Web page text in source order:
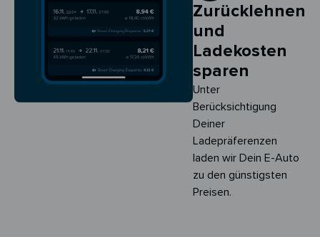
Zurücklehnen
und
Ladekosten
sparen
Unter
Berücksichtigung
Deiner
Ladepräferenzen
laden wir Dein E-Auto
zu den günstigsten
Preisen.